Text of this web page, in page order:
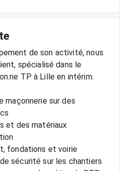
de son activité, nous
spécialisé dans le
TP à Lille en intérim.
maçonnerie sur des
et des matériaux
fondations et voirie
sécurité sur les chantiers